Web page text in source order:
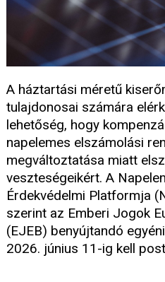
A háztartási méretű
tulajdonosai számára
lehetőség, hogy
napelemes elszámolási
megváltoztatása miatt
veszteségeikért. A
Érdekvédelmi Platformja
szerint az Emberi Jogok
(EJEB) benyújtandó
2026. június 11-ig kell